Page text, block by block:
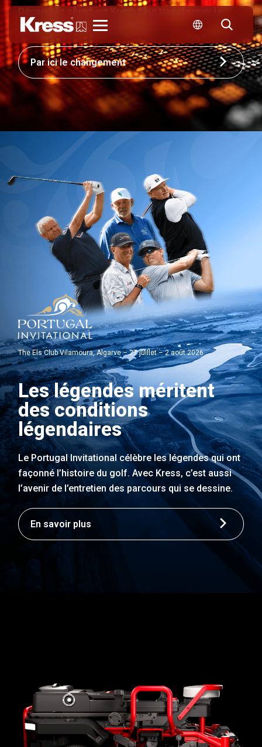
compétitivité de votre entreprise.
Par ici le changement
The Els Club Vilamoura, Algarve – 27 juillet – 2 août 2026
Les légendes méritent
des conditions
légendaires
Le Portugal Invitational célèbre les légendes qui ont
façonné l’histoire du golf. Avec Kress, c’est aussi
l’avenir de l’entretien des parcours qui se dessine.
En savoir plus